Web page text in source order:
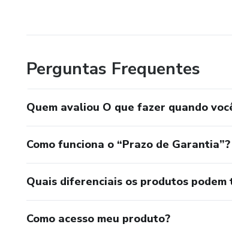
Perguntas Frequentes
Quem avaliou O que fazer quando
Como funciona o “Prazo de Garantia”?
Quais diferenciais os produtos podem
Como acesso meu produto?